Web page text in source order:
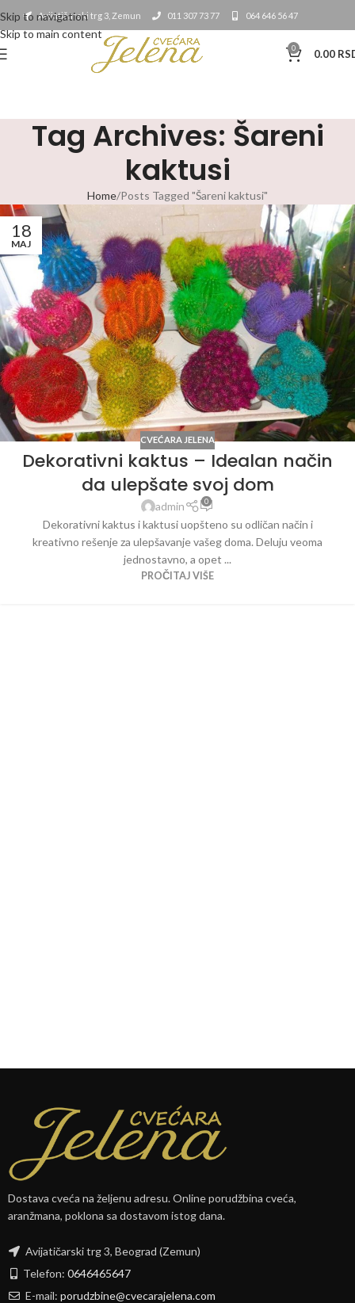
Skip to navigation
Skip to main content
Avijatičarski trg 3, Zemun 011 307 73 77 064 646 56 47
0 0.00
Tag Archives: Šareni
kaktusi
Home Posts Tagged "Šareni kaktusi"
18
MAJ
CVEĆARA JELENA
Dekorativni kaktus – Idealan način
da ulepšate svoj dom
admin 0
Dekorativni kaktus i kaktusi uopšteno su odličan način i
kreativno rešenje za ulepšavanje vašeg doma. Deluju veoma
jednostavno, a opet ...
PROČITAJ VIŠE
Dostava cveća na željenu adresu. Online porudžbina cveća,
aranžmana, poklona sa dostavom istog dana.
Avijatičarski trg 3, Beograd (Zemun)
Telefon: 0646465647
E-mail: porudzbine@cvecarajelena.com